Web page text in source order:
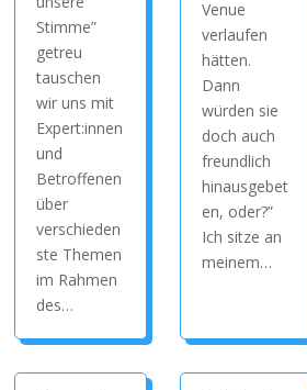
Stimme”
getreu
tauschen
wir uns mit
Expert:innen
und
Betroffenen
über
verschieden
ste Themen
im Rahmen
des…
Venue
verlaufen
hätten.
Dann
würden sie
doch auch
freundlich
hinausgebet
en, oder?”
Ich sitze an
meinem…